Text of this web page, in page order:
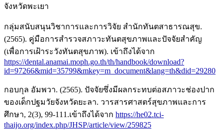
จังหวัดพะเยา
กลุ่มสนับสนุนวิชาการและการวิจัย สำนักทันตสาธารณสุข.
(2565). คู่มือการสำรวจสภาวะทันตสุขภาพและปัจจัยสำคัญ
(เพื่อการเฝ้าระวังทันตสุขภาพ). เข้าถึงได้จาก
https://dental.anamai.moph.go.th/th/handbook/download?
id=97266&mid=35799&mkey=m_document&lang=th&did=29280
กอบกุล อัมพวา. (2565). ปัจจัยซึ่งมีผลกระทบต่อสภาวะช่องปาก
ของเด็กปฐมวัยจังหวัดยะลา. วารสารศาสตร์สุขภาพและการ
ศึกษา, 2(3), 99-111.เข้าถึงได้จาก https://he02.tci-
thaijo.org/index.php/JHSP/article/view/259825